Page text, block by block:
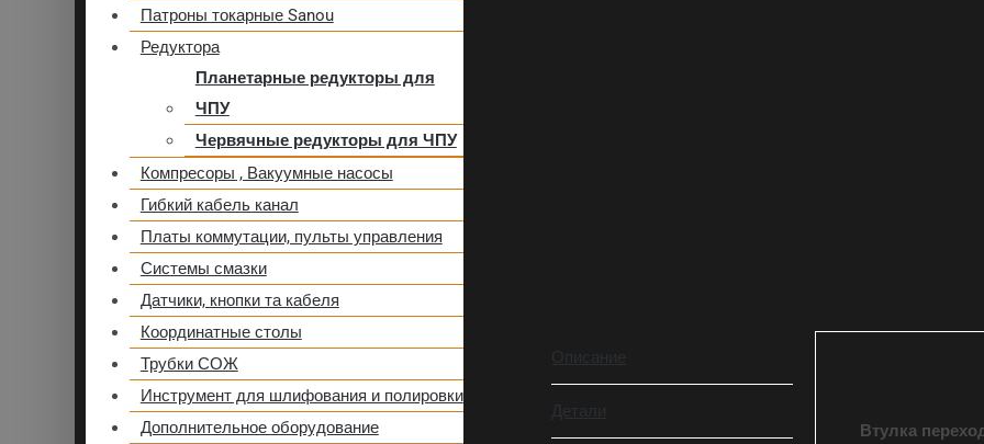
Описание
Детали
Втулка
Патроны токарные Sanou
Редуктора
Планетарные редукторы для
ЧПУ
Червячные редукторы для ЧПУ
Компресоры , Вакуумные насосы
Гибкий кабель канал
Платы коммутации, пульты управления
Системы смазки
Датчики, кнопки та кабеля
Координатные столы
Трубки СОЖ
Инструмент для шлифования и полировки
Дополнительное оборудование